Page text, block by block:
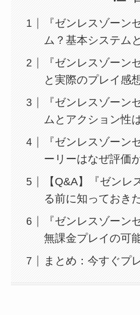
『ゼンレスゾーン
ム？基本システム
『ゼンレスゾーン
と実際のプレイ感
『ゼンレスゾーン
ムとアクション性
『ゼンレスゾーン
ーリーはなぜ評価
【Q&A】『ゼンレ
る前に知っておき
『ゼンレスゾーン
無課金プレイの可
まとめ：今すぐプ